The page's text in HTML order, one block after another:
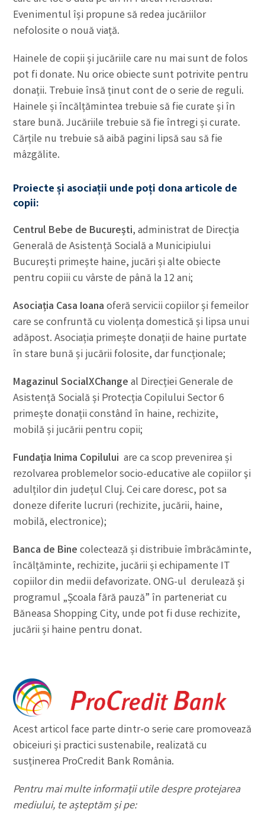
Evenimentul își propune să redea jucăriilor
nefolosite o nouă viață.
Hainele de copii și jucăriile care nu mai sunt de folos
pot fi donate. Nu orice obiecte sunt potrivite pentru
donații. Trebuie însă ținut cont de o serie de reguli.
Hainele și încălțămintea trebuie să fie curate și în
stare bună. Jucăriile trebuie să fie întregi și curate.
Cărțile nu trebuie să aibă pagini lipsă sau să fie
mâzgălite.
Proiecte și asociații unde poți dona articole de
copii:
Centrul Bebe de București, administrat de Direcția
Generală de Asistență Socială a Municipiului
București primește haine, jucări și alte obiecte
pentru copiii cu vârste de până la 12 ani;
Asociația Casa Ioanaoferă servicii copiilor și femeilor
care se confruntă cu violența domestică și lipsa unui
adăpost. Asociația primește donații de haine purtate
în stare bună și jucării folosite, dar funcționale;
Magazinul SocialXChangeal Direcției Generale de
Asistență Socială și Protecția Copilului Sector 6
primește donații constând în haine, rechizite,
mobilă și jucării pentru copii;
Fundația Inima Copilului are ca scop prevenirea și
rezolvarea problemelor socio-educative ale copiilor şi
adulților din județul Cluj. Cei care doresc, pot sa
doneze diferite lucruri (rechizite, jucării, haine,
mobilă, electronice);
Banca de Binecolectează și distribuie îmbrăcăminte,
încălțăminte, rechizite, jucării și echipamente IT
copiilor din medii defavorizate. ONG-ul derulează și
programul „Școala fără pauză” în parteneriat cu
Băneasa Shopping City, unde pot fi duse rechizite,
jucării și haine pentru donat.
Acest articol face parte dintr-o serie care promovează
obiceiuri și practici sustenabile, realizată cu
susținerea ProCredit Bank România.
Pentru mai multe informații utile despre protejarea
mediului, te așteptăm și pe: